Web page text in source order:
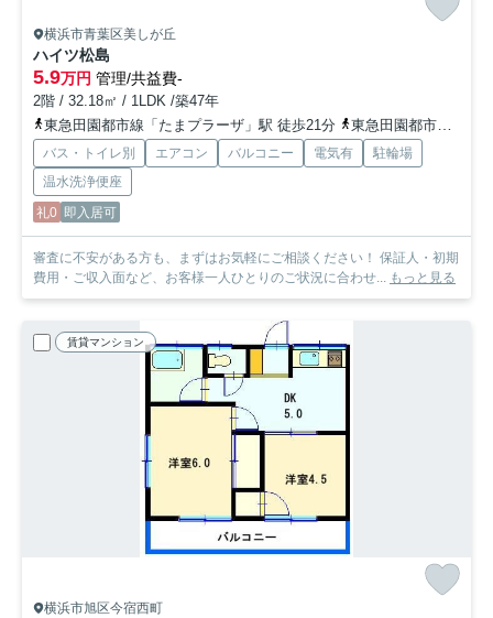
横浜市青葉区美しが丘
ハイツ松島
5.9万円 管理/共益費-
2階 / 32.18㎡ / 1LDK /築47年
東急田園都市線「たまプラーザ」駅 徒歩21分
東急田園都市線「あざみ野」駅 徒歩27分
バス・トイレ別 エアコン バルコニー 電気有
駐輪場
温水洗浄便座
礼0 即入居可
審査に不安がある方も、まずはお気軽にご相談ください！ 保証人・初期
費用・ご収入面など、お客様一人ひとりのご状況に合わせ... もっと見る
賃貸マンション
横浜市旭区今宿西町